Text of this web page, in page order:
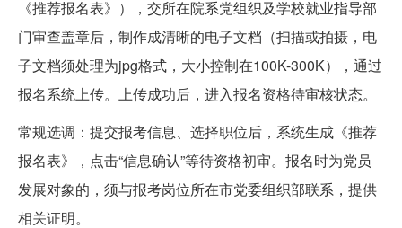
《推荐报名表》），交所在院系党组织及学校就业指导部
门审查盖章后，制作成清晰的电子文档（扫描或拍摄，电
子文档须处理为jpg格式，大小控制在100K-300K），通过
报名系统上传。上传成功后，进入报名资格待审核状态。
常规选调：提交报考信息、选择职位后，系统生成《推荐
报名表》，点击“信息确认”等待资格初审。报名时为党员
发展对象的，须与报考岗位所在市党委组织部联系，提供
相关证明。